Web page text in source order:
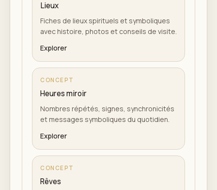
Lieux
Fiches de lieux spirituels et symboliques
avec histoire, photos et conseils de visite.
Explorer
CONCEPT
Heures miroir
Nombres répétés, signes, synchronicités
et messages symboliques du quotidien.
Explorer
CONCEPT
Rêves